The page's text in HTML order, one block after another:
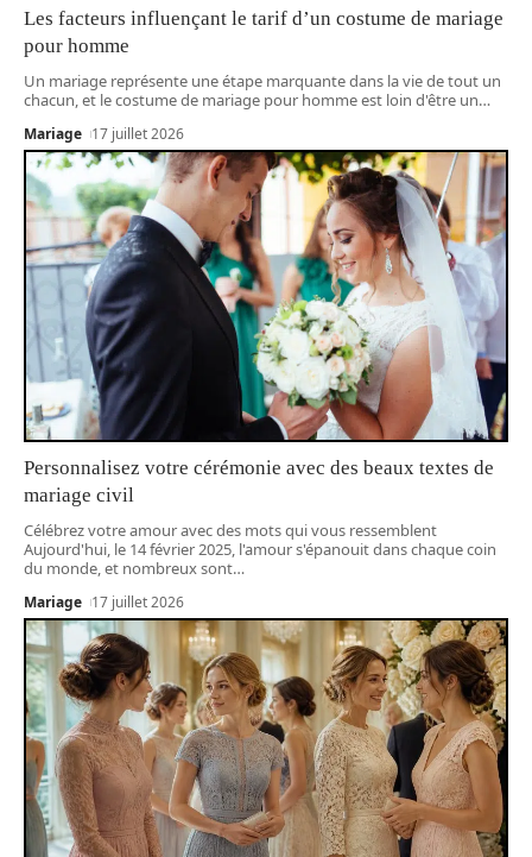
Les facteurs influençant le tarif d’un costume de mariage
pour homme
Un mariage représente une étape marquante dans la vie de tout un
chacun, et le costume de mariage pour homme est loin d'être un…
Mariage 17 juillet 2026
Personnalisez votre cérémonie avec des beaux textes de
mariage civil
Célébrez votre amour avec des mots qui vous ressemblent
Aujourd'hui, le 14 février 2025, l'amour s'épanouit dans chaque coin
du monde, et nombreux sont…
Mariage 17 juillet 2026